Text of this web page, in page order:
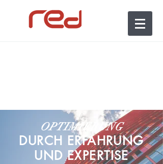
OPTIMIERUNG
DURCH ERFAHRUNG
UND EXPERTISE